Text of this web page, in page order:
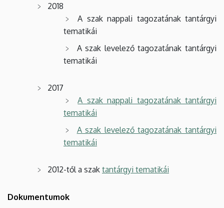
2018
A szak nappali tagozatának tantárgyi
tematikái
A szak levelező tagozatának tantárgyi
tematikái
2017
A szak nappali tagozatának tantárgyi
tematikái
A szak levelező tagozatának tantárgyi
tematikái
2012-től a szak tantárgyi tematikái
Dokumentumok